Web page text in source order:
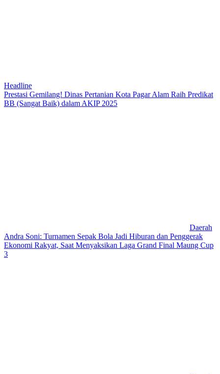
Headline
Prestasi Gemilang! Dinas Pertanian Kota Pagar Alam Raih Predikat
BB (Sangat Baik) dalam AKIP 2025
Daerah
Andra Soni: Turnamen Sepak Bola Jadi Hiburan dan Penggerak
Ekonomi Rakyat, Saat Menyaksikan Laga Grand Final Maung Cup
3